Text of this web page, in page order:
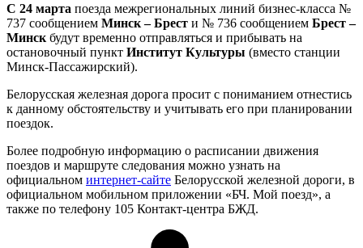
С 24 марта поезда межрегиональных линий бизнес-класса №
737 сообщением Минск – Брест и № 736 сообщением Брест –
Минск будут временно отправляться и прибывать на
остановочный пункт Институт Культуры (вместо станции
Минск-Пассажирский).
Белорусская железная дорога просит с пониманием отнестись
к данному обстоятельству и учитывать его при планировании
поездок.
Более подробную информацию о расписании движения
поездов и маршруте следования можно узнать на
официальном интернет-сайте Белорусской железной дороги, в
официальном мобильном приложении «БЧ. Мой поезд», а
также по телефону 105 Контакт-центра БЖД.